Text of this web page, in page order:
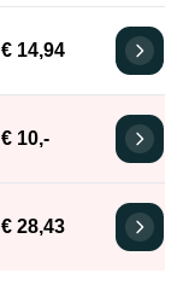
€ 14,94
€ 10,-
€ 28,43